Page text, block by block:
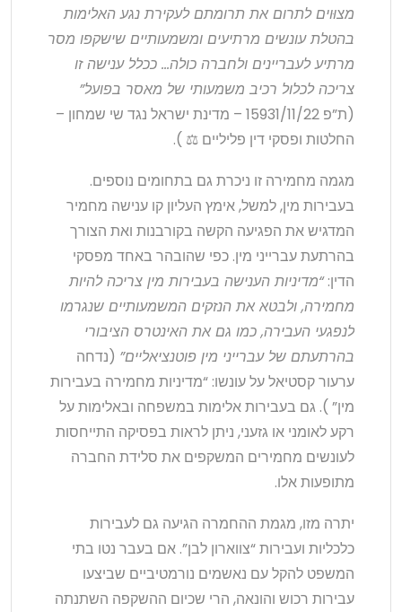
מצוּוים לתרום את תרומתם לעקירת נגע האלימות
בהטלת עונשים מרתיעים ומשמעותיים שישקפו מסר
מרתיע לעבריינים ולחברה כולה… ככלל ענישה זו
צריכה לכלול רכיב משמעותי של מאסר בפועל”
(ת”פ 15931/11/22 – מדינת ישראל נגד שי שמחון –
החלטות ופסקי דין פליליים ⚖️ ).
מגמה מחמירה זו ניכרת גם בתחומים נוספים.
בעבירות מין, למשל, אימץ העליון קו ענישה מחמיר
המדגיש את הפגיעה הקשה בקורבנות ואת הצורך
בהרתעת עברייני מין. כפי שהובהר באחד מפסקי
הדין:“מדיניות הענישה בעבירות מין צריכה להיות
מחמירה, ולבטא את הנזקים המשמעותיים שנגרמו
לנפגעי העבירה, כמו גם את האינטרס הציבורי
בהרתעתם של עברייני מין פוטנציאליים” (נדחה
ערעור קסטיאל על עונשו: “מדיניות מחמירה בעבירות
מין” ). גם בעבירות אלימות במשפחה ובאלימות על
רקע לאומני או גזעני, ניתן לראות בפסיקה התייחסות
לעונשים מחמירים המשקפים את סלידת החברה
מתופעות אלו.
יתרה מזו, מגמת ההחמרה הגיעה גם לעבירות
כלכליות ועבירות “צווארון לבן”. אם בעבר נטו בתי
המשפט להקל עם נאשמים נורמטיביים שביצעו
עבירות רכוש והונאה, הרי שכיום ההשקפה השתנתה